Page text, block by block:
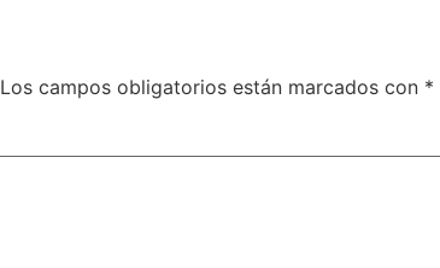
Los campos obligatorios están marcados con *